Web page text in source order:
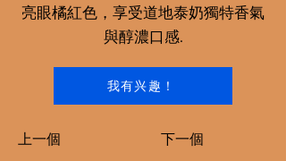
亮眼橘紅色，享受道地泰奶獨特香氣
與醇濃口感.
我有兴趣！
上一個 下一個